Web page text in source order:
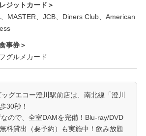
グエコー澄川駅前店は、南北線「澄川
30秒！
ので、全室DAMを完備！Blu-ray/DVD
料貸出（要予約）も実施中！飲み放題
ジットカード＞
MASTER、JCB、Diners Club、American
事券＞
グルメカード